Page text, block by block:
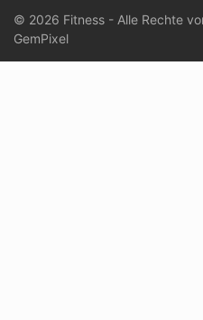
© 2026 Fitness - Alle Rechte
GemPixel